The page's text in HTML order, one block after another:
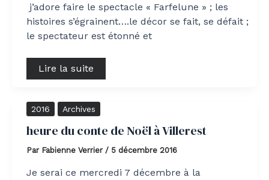
j’adore faire le spectacle « Farfelune » ; les
histoires s’égrainent….le décor se fait, se défait ;
le spectateur est étonné et
Lire la suite
2016 Archives
heure du conte de Noël à Villerest
Par Fabienne Verrier / 5 décembre 2016
Je serai ce mercredi 7 décembre à la
heure
du
de
Noël
à